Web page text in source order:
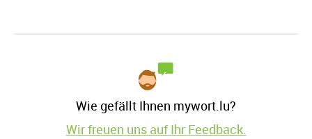
Wie gefällt Ihnen mywort.lu?
Wir freuen uns auf Ihr Feedback.